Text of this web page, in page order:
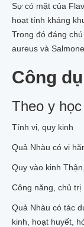
Sự có mặt của
hoạt tính kháng
Trong đó đáng
aureus và
Công
Theo y
Tính vị, quy kinh
Quả Nhàu có vị
Quy vào kinh
Công năng, chủ trị
Quả Nhàu có tác
kinh, hoạt huyết,